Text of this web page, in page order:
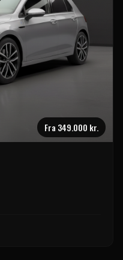
Fra 349.000 kr.